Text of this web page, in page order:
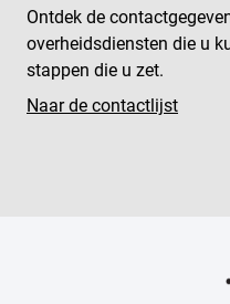
Ontdek de
overheidsdiensten die u
stappen die u zet.
Naar de contactlijst